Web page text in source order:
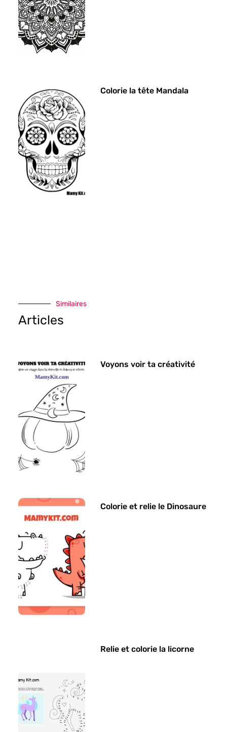
Colorie la tête Mandala
Similaires
Articles
Voyons voir ta créativité
Colorie et relie le Dinosaure
Relie et colorie la licorne